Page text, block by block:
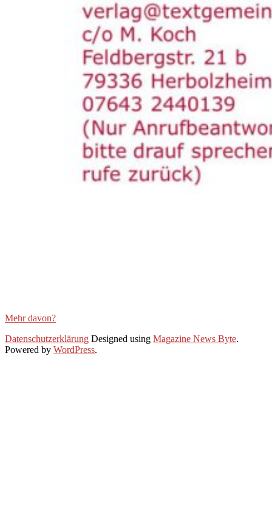
Mehr davon?
2020-
06-
Datenschutzerklärung Designed using Magazine News Byte.
Powered by WordPress.